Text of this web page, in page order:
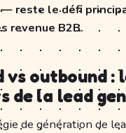
— reste le défi
revenue B2B.
vs outbound :
de la lead gen
de génération de